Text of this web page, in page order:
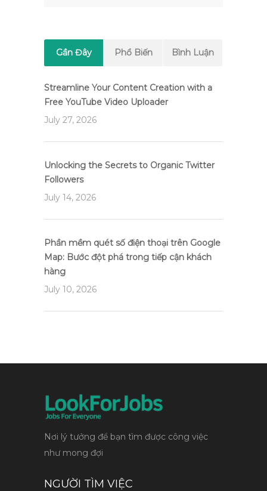
Gần Đây Phổ Biến Bình Luận
Streamline Your Content Creation with a
Free YouTube Video Uploader
July 27, 2026
Unlocking the Secrets to Organic Twitter
Followers
July 14, 2026
Phần mềm quét số điện thoại trên Google
Map: Bước đột phá trong tiếp cận khách
hàng
July 10, 2026
Nơi lý tưởng để bạn tìm được công việc
như mong đợi
NGƯỜI TÌM VIỆC